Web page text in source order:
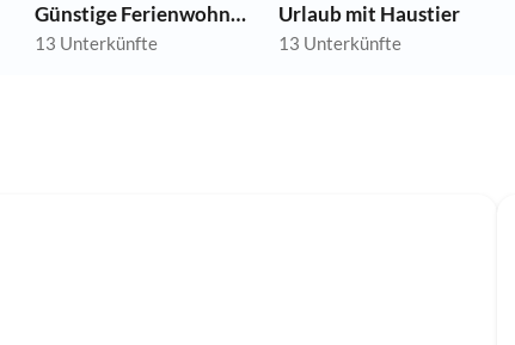
Günstige Ferienwohnungen
13 Unterkünfte
Urlaub mit Haustier
13 Unterkünfte